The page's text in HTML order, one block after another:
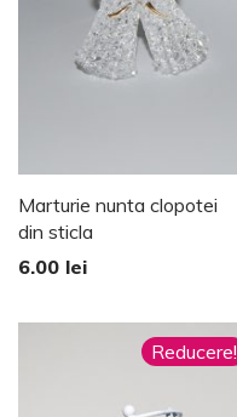
Marturie nunta clopotei
din sticla
6.00 lei
Reducere!